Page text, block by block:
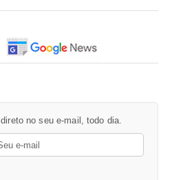
direto no seu e-mail, todo dia.